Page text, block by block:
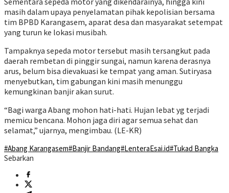
masih dalam upaya penyelamatan pihak kepolisian bersama
tim BPBD Karangasem, aparat desa dan masyarakat setempat
yang turun ke lokasi musibah.
Tampaknya sepeda motor tersebut masih tersangkut pada
daerah rembetan di pinggir sungai, namun karena derasnya
arus, belum bisa dievakuasi ke tempat yang aman. Sutiryasa
menyebutkan, tim gabungan kini masih menunggu
kemungkinan banjir akan surut.
“Bagi warga Abang mohon hati-hati. Hujan lebat yg terjadi
memicu bencana. Mohon jaga diri agar semua sehat dan
selamat,” ujarnya, mengimbau. (LE-KR)
#Abang Karangasem#Banjir Bandang#LenteraEsai.id#Tukad Bangka
Sebarkan